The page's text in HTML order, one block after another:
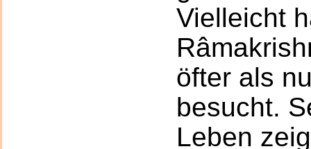
Vielleicht
öfter als
besucht.
Leben